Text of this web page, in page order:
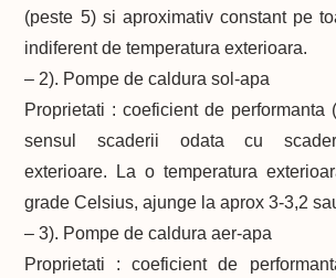
(peste 5) si aproximativ constant pe
indiferent de temperatura exterioara.
– 2). Pompe de caldura sol-apa
Proprietati : coeficient de performanta
sensul scaderii odata cu
exterioare. La o temperatura
grade Celsius, ajunge la aprox 3-3,2
– 3). Pompe de caldura aer-apa
Proprietati : coeficient de